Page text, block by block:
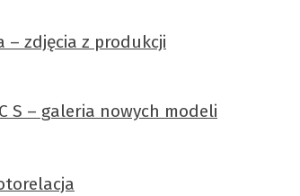
– zdjęcia z produkcji
S – galeria nowych modeli